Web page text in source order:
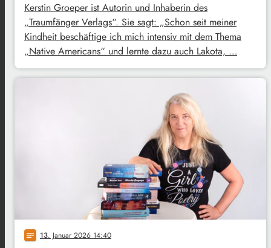
Kerstin Groeper ist Autorin und Inhaberin des
„Traumfänger Verlags“. Sie sagt: „Schon seit meiner
Kindheit beschäftige ich mich intensiv mit dem Thema
„Native Americans“ und lernte dazu auch Lakota, …
notes 13. Januar 2026 14:40